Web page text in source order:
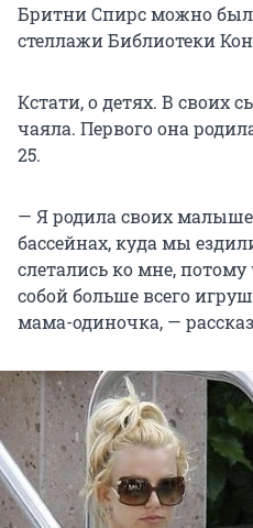
Бритни Спирс можно
стеллажи Библиотеки
Кстати, о детях. В своих
чаяла. Первого она
25.
— Я родила своих
бассейнах, куда мы
слетались ко мне, потому
собой больше всего
мама-одиночка, —